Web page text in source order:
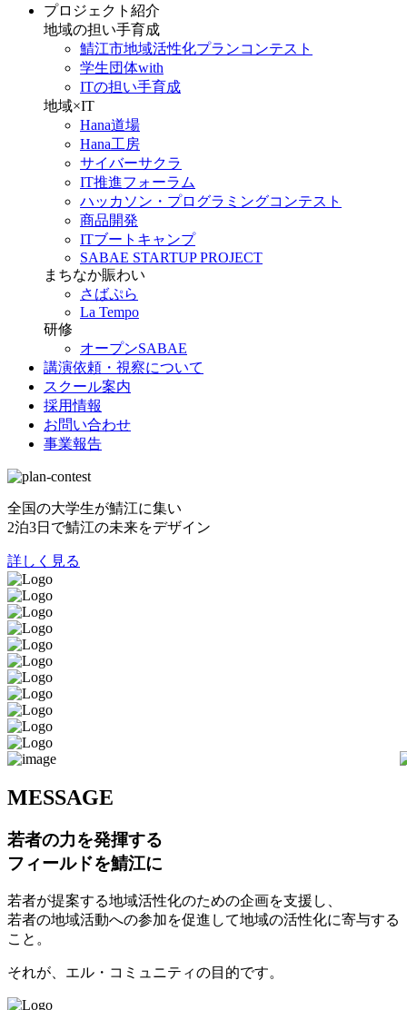
プロジェクト紹介
地域の担い手育成
鯖江市地域活性化プランコンテスト
学生団体with
ITの担い手育成
地域×IT
Hana道場
Hana工房
サイバーサクラ
IT推進フォーラム
ハッカソン・プログラミングコンテスト
商品開発
ITブートキャンプ
SABAE STARTUP PROJECT
まちなか賑わい
さばぷら
La Tempo
研修
オープンSABAE
講演依頼・視察について
スクール案内
採用情報
お問い合わせ
事業報告
全国の大学生が鯖江に集い
2泊3日で鯖江の未来をデザイン
詳しく見る
MESSAGE
若者の力を発揮する
フィールドを鯖江に
若者が提案する地域活性化のための企画を支援し、
若者の地域活動への参加を促進して地域の活性化に寄与する
こと。
それが、エル・コミュニティの目的です。